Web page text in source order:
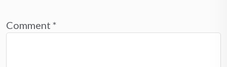
Comment *